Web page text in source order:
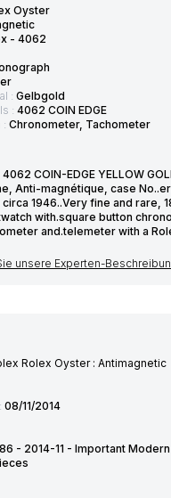
Oyster
- 4062
: Gelbgold
: 4062 COIN EDGE
: Chronometer, Tachometer
4062 COIN-EDGE YELLOW
Anti-magnétique, case
1946..Very fine and rare,
with.square button
and.telemeter with a
unsere Experten-
Rolex Oyster : Antimagnetic
08/11/2014
- 2014-11 - Important Modern